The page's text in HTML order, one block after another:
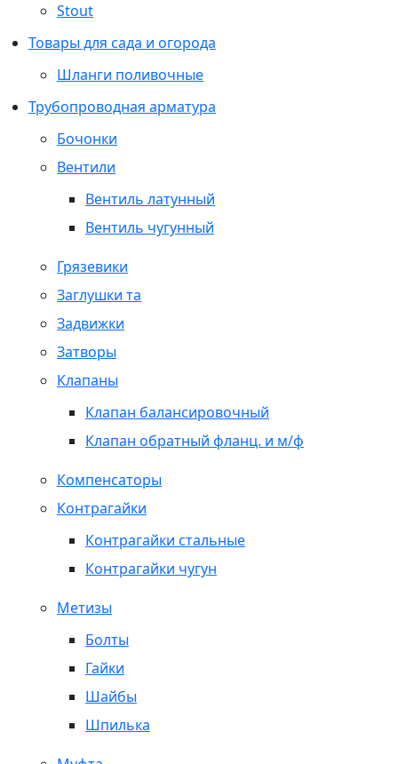
Stout
Товары для сада и огорода
Шланги поливочные
Трубопроводная арматура
Бочонки
Вентили
Вентиль латунный
Вентиль чугунный
Грязевики
Заглушки та
Задвижки
Затворы
Клапаны
Клапан балансировочный
Клапан обратный фланц. и м/ф
Компенсаторы
Контрагайки
Контрагайки стальные
Контрагайки чугун
Метизы
Болты
Гайки
Шайбы
Шпилька